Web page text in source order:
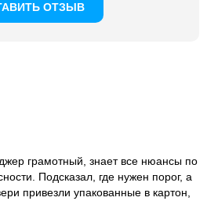
ОТЗЫВ
грамотный, знает все нюансы по
Подсказал, где нужен порог, а
привезли упакованные в картон,